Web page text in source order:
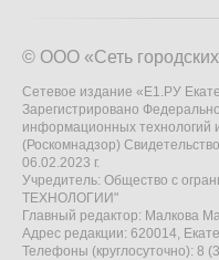
© ООО «Сеть
Сетевое издание «Е1.РУ
Зарегистрировано
информационных технологий
(Роскомнадзор)
06.02.2023 г.
Учредитель: Общество с
ТЕХНОЛОГИИ"
Главный редактор: Малкова
Адрес редакции: 620014,
Телефоны (круглосуточно): 8